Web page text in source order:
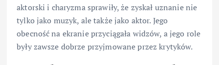
aktorski i charyzma sprawiły, że zyskał uznanie nie
tylko jako muzyk, ale także jako aktor. Jego
obecność na ekranie przyciągała widzów, a jego role
były zawsze dobrze przyjmowane przez krytyków.